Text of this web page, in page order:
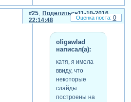
Поделиться
25
11-10-2016
22:14:48
oligawlad
написал(а):
катя, я имела
ввиду, что
некоторые
слайды
построены на
0